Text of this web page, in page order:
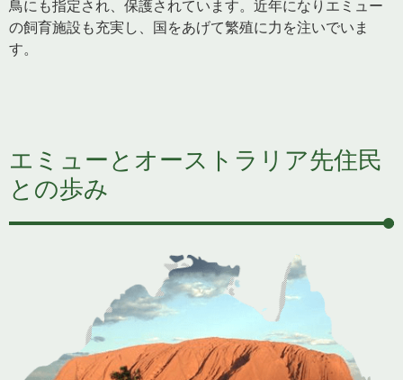
鳥にも指定され、保護されています。近年になりエミュー
の飼育施設も充実し、国をあげて繁殖に力を注いでいま
す。
エミューとオーストラリア先住民
との歩み